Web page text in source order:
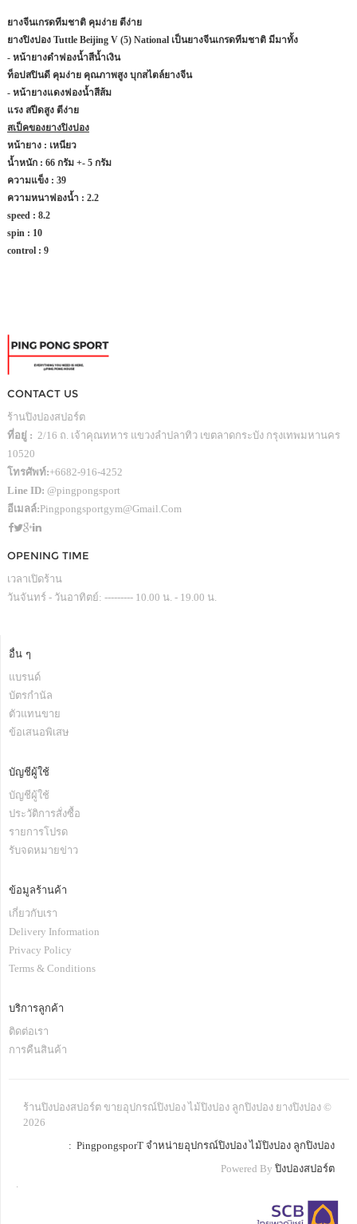
ยางจีนเกรดทีมชาติ คุมง่าย ตีง่าย
ยางปิงปอง Tuttle Beijing V (5) National เป็นยางจีนเกรดทีมชาติ มีมาทั้ง
- หน้ายางดำฟองน้ำสีน้ำเงิน
ท็อปสปินดี คุมง่าย คุณภาพสูง บุกสไตล์ยางจีน
- หน้ายางแดงฟองน้ำสีส้ม
แรง สปีดสูง ตีง่าย
สเป็คของยางปิงปอง
หน้ายาง : เหนียว
น้ำหนัก : 66 กรัม +- 5 กรัม
ความแข็ง : 39
ความหนาฟองน้ำ : 2.2
speed : 8.2
spin : 10
control : 9
CONTACT US
ร้านปิงปองสปอร์ต
ที่อยู่ : 2/16 ถ. เจ้าคุณทหาร แขวงลำปลาทิว เขตลาดกระบัง กรุงเทพมหานคร
10520
โทรศัพท์:+6682-916-4252
Line ID: @pingpongsport
อีเมลล์:Pingpongsportgym@gmail.com
OPENING TIME
เวลาเปิดร้าน
วันจันทร์ - วันอาทิตย์: --------- 10.00 น. - 19.00 น.
อื่น ๆ
แบรนด์
บัตรกำนัล
ตัวแทนขาย
ข้อเสนอพิเสษ
บัญชีผู้ใช้
บัญชีผู้ใช้
ประวัติการสั่งซื้อ
รายการโปรด
รับจดหมายข่าว
ข้อมูลร้านค้า
เกี่ยวกับเรา
Delivery Information
Privacy Policy
Terms & Conditions
บริการลูกค้า
ติดต่อเรา
การคืนสินค้า
ร้านปิงปองสปอร์ต ขายอุปกรณ์ปิงปอง ไม้ปิงปอง ลูกปิงปอง ยางปิงปอง ©
2026
: PingpongsporT จำหน่ายอุปกรณ์ปิงปอง ไม้ปิงปอง ลูกปิงปอง
Powered By ปิงปองสปอร์ต
.